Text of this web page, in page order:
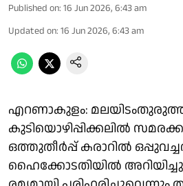
Published on: 16 Jun 2026, 6:43 am
Updated on: 16 Jun 2026, 6:43 am
എറണാകുളം:
കുടിയൊഴിപ്പിക്കലിൽ
ഒത്തുതീർപ്പ് കരാറിൽ
ഹൈക്കോടതിയിൽ